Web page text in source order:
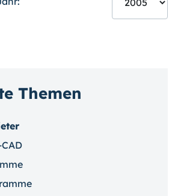
Themen